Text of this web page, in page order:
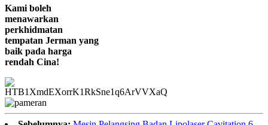
Kami boleh
menawarkan
perkhidmatan
tempatan Jerman yang
baik pada harga
rendah Cina!